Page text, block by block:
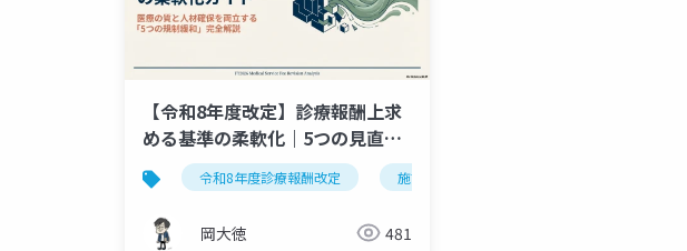
【令和8年度改定】診療報酬上求
める基準の柔軟化｜5つの見直し
項目を総まとめ
令和8年度診療報酬改定 施設基準
岡大徳 481